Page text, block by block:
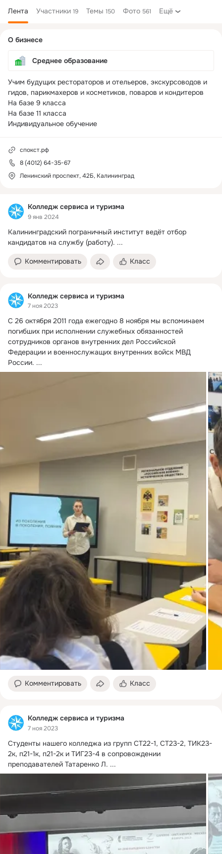
Лента Участники 19 Темы 150 Фото 561 Ещё
Колледж сервиса и туризма
9 янв 2024
Калининградский пограничный институт ведёт отбор
кандидатов на службу (работу). ...
Комментировать Класс
Колледж сервиса и туризма
7 ноя 2023
С 26 октября 2011 года ежегодно 8 ноября мы вспоминаем
погибших при исполнении служебных обязанностей
сотрудников органов внутренних дел Российской
Федерации и военнослужащих внутренних войск МВД
России. ...
Комментировать Класс
Колледж сервиса и туризма
7 ноя 2023
Студенты нашего колледжа из групп СТ22-1, СТ23-2, ТИК23-
2к, п21-1к, п21-2к и ТИГ23-4 в сопровождении
преподавателей Татаренко Л. ...
колонка
О бизнесе
Среднее образование
Учим будущих рестораторов и отельеров, экскурсоводов и
гидов, парикмахеров и косметиков, поваров и кондитеров
На базе 9 класса
На базе 11 класса
Индивидуальное обучение
спокст.рф
8 (4012) 64-35-67
Ленинский проспект, 42Б, Калининград